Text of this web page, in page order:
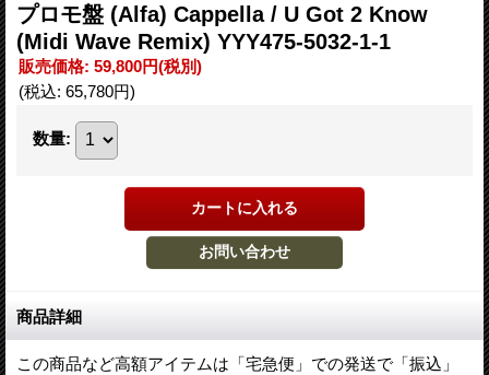
プロモ盤 (Alfa) Cappella / U Got 2 Know
(Midi Wave Remix) YYY475-5032-1-1
販売価格: 59,800円(税別)
(税込: 65,780円)
数量:
商品詳細
この商品など高額アイテムは「宅急便」での発送で「振込」